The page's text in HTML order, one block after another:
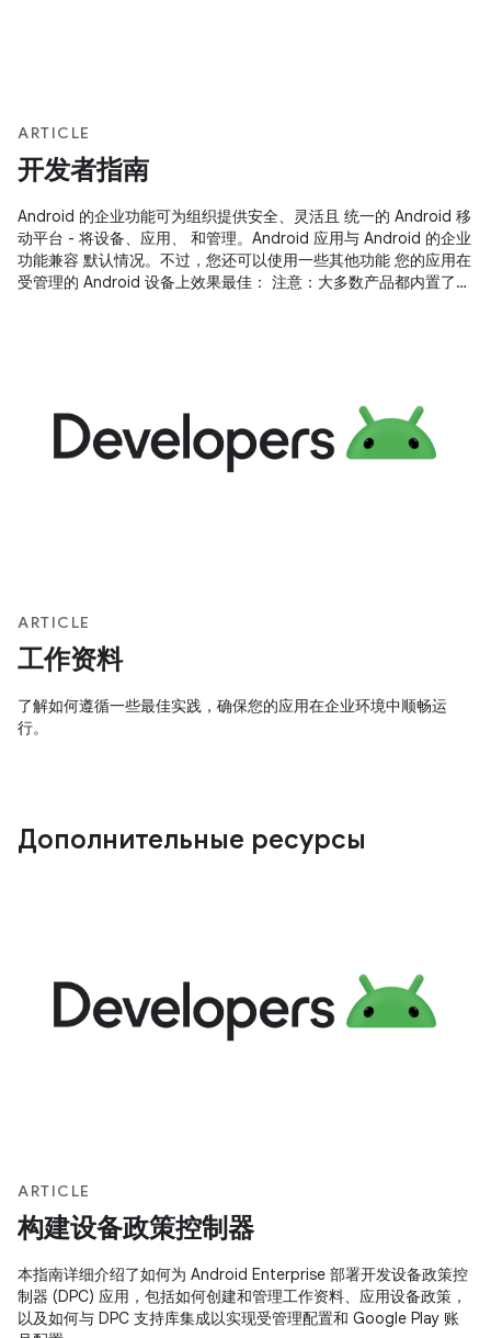
ARTICLE
开发者指南
Android 的企业功能可为组织提供安全、灵活且 统一的 Android 移
动平台 - 将设备、应用、 和管理。Android 应用与 Android 的企业
功能兼容 默认情况。不过，您还可以使用一些其他功能 您的应用在
受管理的 Android 设备上效果最佳： 注意：大多数产品都内置了
ARTICLE
工作资料
了解如何遵循一些最佳实践，确保您的应用在企业环境中顺畅运
行。
Дополнительные ресурсы
ARTICLE
构建设备政策控制器
本指南详细介绍了如何为 Android Enterprise 部署开发设备政策控
制器 (DPC) 应用，包括如何创建和管理工作资料、应用设备政策，
以及如何与 DPC 支持库集成以实现受管理配置和 Google Play 账